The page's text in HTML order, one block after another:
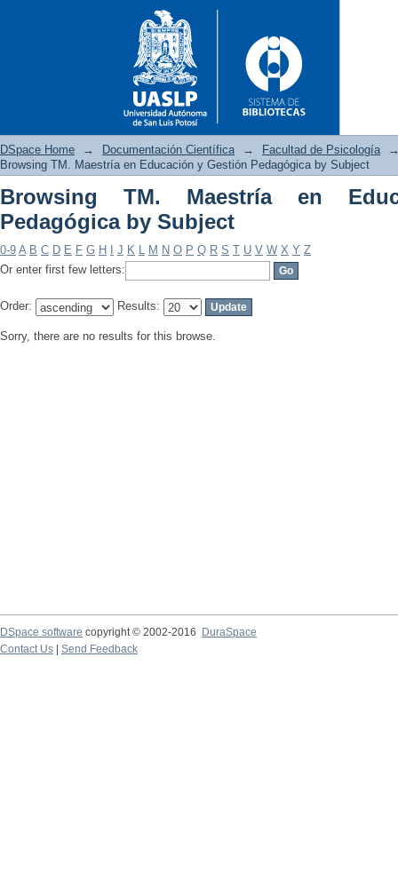
Browsing TM. Maestría en
DSpace Home → Documentación Científica → Facultad de Psicología
Browsing TM. Maestría en Educación y Gestión Pedagógica by Subject
Browsing TM. Maestría en
Pedagógica by Subject
0-9 A B C D E F G H J K L M N O P Q R S T U V W X Y Z
Or enter first few letters:
Order: Results:
Sorry, there are no results for this browse.
DSpace software copyright © 2002-2016
DuraSpace
Contact Us
Send Feedback